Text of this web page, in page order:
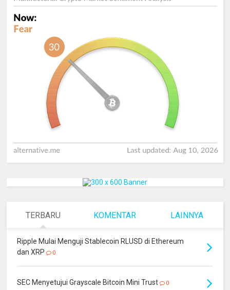
TERBARU KOMENTAR LAINNYA
Ripple Mulai Menguji Stablecoin RLUSD di Ethereum
dan XRP
0
SEC Menyetujui Grayscale Bitcoin Mini Trust 0